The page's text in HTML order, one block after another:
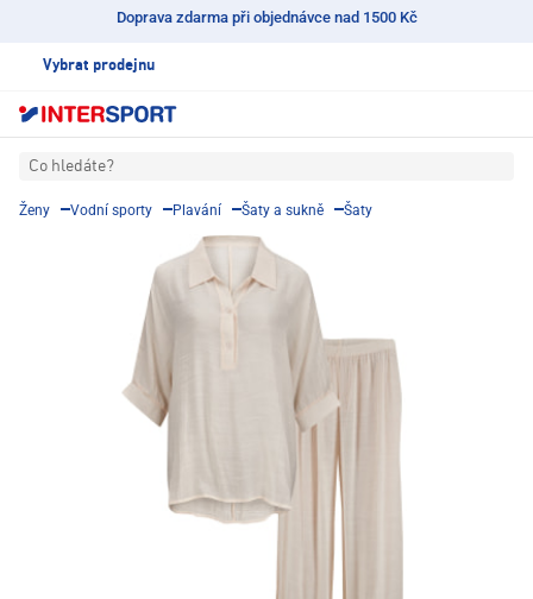
Doprava zdarma při objednávce nad 1500 Kč
Vybrat prodejnu
Co hledáte?
Ženy Vodní sporty Plavání Šaty a sukně Šaty